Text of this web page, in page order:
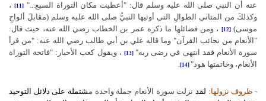
عنه أن النبي صلى الله عليه وسلم قال: "أعطيت مكان التوراة السبع..." [11]
،
وكذلكَ من المثاني الطوالِ التي أوتيها النبيُّ صلى الله عليه وسلم (مقابلَ ألواحِ
موسى) [12]
، ومن فضائلها ما ذكره عمر بن الخطاب رضي الله عنه، حيث قال:
"الأنعام من نجائب القرآن" وما قاله علي بن أبي طالب رضي الله عنه: "من قرأ
سورة الأنعام فقد انتهى في رضى ربه" [13] ، ويقول كعب الأحبار: "فاتحة التوراة
الأنعام، وخاتمتها هود" [14]
.
- ظروف نزولها: لقد نزلت سورة الأنعام جملة واحدة مشتملة على دلائل التوحيد